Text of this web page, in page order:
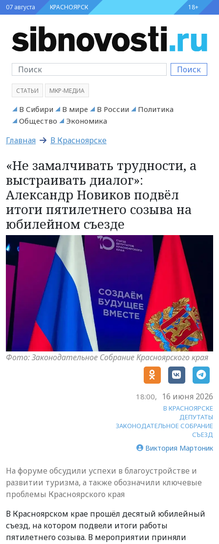
07 августа КРАСНОЯРСК 18+
Поиск
СТАТЬИ МКР-МЕДИА
В Сибири В мире В России
Политика
Общество
Экономика
Главная В Красноярске
«Не замалчивать трудности, а
выстраивать диалог»:
Александр Новиков подвёл
итоги пятилетнего созыва на
юбилейном съезде
Фото: Законодательное Собрание Красноярского края
18:00, 16 июня 2026
В КРАСНОЯРСКЕ
ДЕПУТАТЫ
ЗАКОНОДАТЕЛЬНОЕ СОБРАНИЕ
СЪЕЗД
Виктория Мартоник
На форуме обсудили успехи в благоустройстве и
развитии туризма, а также обозначили ключевые
проблемы Красноярского края
В Красноярском крае прошёл десятый юбилейный
съезд, на котором подвели итоги работы
пятилетнего созыва. В мероприятии приняли